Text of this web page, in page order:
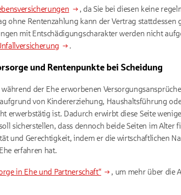
, da Sie bei diesen keine
ohne Rentenzahlung kann der Vertrag stattdessen
mit Entschädigungscharakter werden nicht
.
und Rentenpunkte bei Scheidung
der Ehe erworbenen
von Kindererziehung, Haushaltsführung
erwerbstätig ist. Dadurch erwirbt diese Seite
sicherstellen, dass dennoch beide Seiten im Alter
und Gerechtigkeit, indem er die wirtschaftlichen
erfahren hat.
in Ehe und Partnerschaft“
, um mehr über die